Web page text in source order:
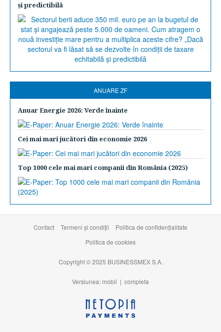
şi predictibilă
ANUARE ZF
Anuar Energie 2026: Verde înainte
Cei mai mari jucători din economie 2026
Top 1000 cele mai mari companii din România (2025)
Contact Termeni şi condiţii
Politica de confidențialitate
Politica de cookies
Copyright © 2025 BUSINESSMEX S.A.
Versiunea: mobil | completa